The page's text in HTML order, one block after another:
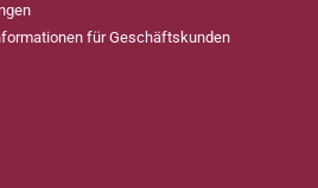
für Geschäftskunden